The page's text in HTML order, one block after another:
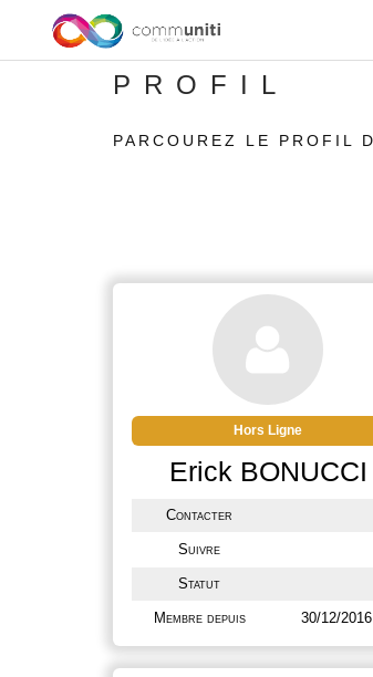
PROFIL
PARCOUREZ LE PROFIL
Hors Ligne
Erick BONUCCI
Contacter
Suivre
Statut
Membre depuis 30/12/2016